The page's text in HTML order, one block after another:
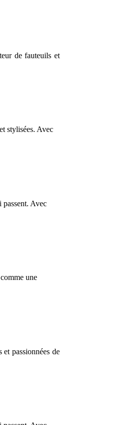
de fauteuils et
stylisées. Avec
passent. Avec
une
passionnées de